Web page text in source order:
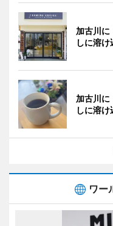
加古川
しに溶
加古川
しに溶
ワー